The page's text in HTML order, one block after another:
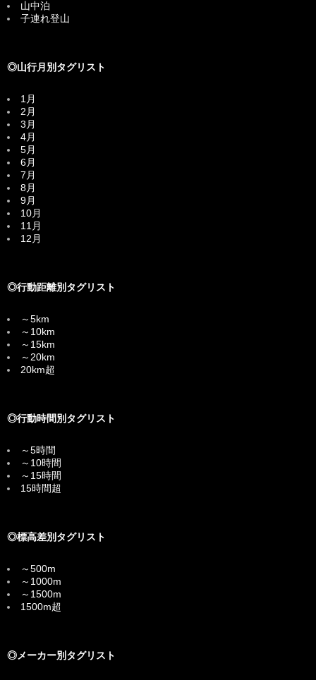
山中泊
子連れ登山
◎山行月別タグリスト
1月
2月
3月
4月
5月
6月
7月
8月
9月
10月
11月
12月
◎行動距離別タグリスト
～5km
～10km
～15km
～20km
20km超
◎行動時間別タグリスト
～5時間
～10時間
～15時間
15時間超
◎標高差別タグリスト
～500m
～1000m
～1500m
1500m超
◎メーカー別タグリスト